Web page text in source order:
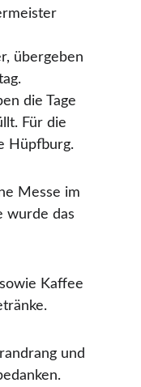
übergeben
die Tage
Für die
Hüpfburg.
Messe im
wurde das
Kaffee
und